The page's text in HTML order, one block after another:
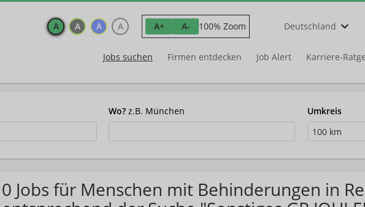
A A A A A+ A- 100% Zoom Deutschland
Jobs suchen Firmen entdecken Job Alert Karriere-
Wo? z.B. München
Umkreis
100 km
0 Jobs für Menschen mit Behinderungen in